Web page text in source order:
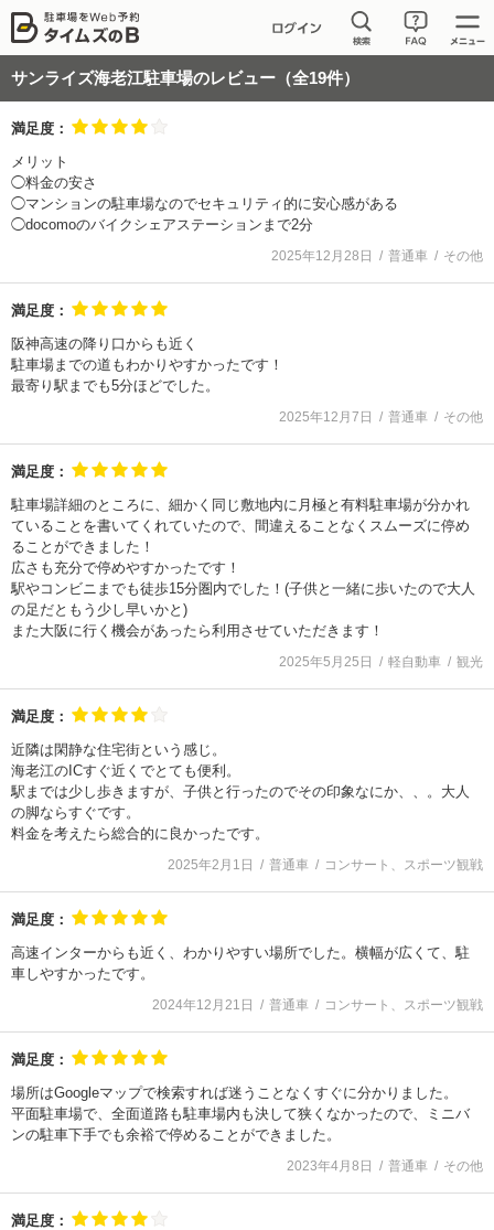
サンライズ海老江駐車場のレビュー（全19件）
満足度：
メリット
◯料金の安さ
◯マンションの駐車場なのでセキュリティ的に安心感がある
◯docomoのバイクシェアステーションまで2分
2025年12月28日 普通車 その他
満足度：
阪神高速の降り口からも近く
駐車場までの道もわかりやすかったです！
最寄り駅までも5分ほどでした。
2025年12月7日 普通車 その他
満足度：
駐車場詳細のところに、細かく同じ敷地内に月極と有料駐車場が分かれ
ていることを書いてくれていたので、間違えることなくスムーズに停め
ることができました！
広さも充分で停めやすかったです！
駅やコンビニまでも徒歩15分圏内でした！(子供と一緒に歩いたので大人
の足だともう少し早いかと)
また大阪に行く機会があったら利用させていただきます！
2025年5月25日 軽自動車 観光
満足度：
近隣は閑静な住宅街という感じ。
海老江のICすぐ近くでとても便利。
駅までは少し歩きますが、子供と行ったのでその印象なにか、、。大人
の脚ならすぐです。
料金を考えたら総合的に良かったです。
2025年2月1日 普通車 コンサート、スポーツ観戦
満足度：
高速インターからも近く、わかりやすい場所でした。横幅が広くて、駐
車しやすかったです。
2024年12月21日 普通車 コンサート、スポーツ観戦
満足度：
場所はGoogleマップで検索すれば迷うことなくすぐに分かりました。
平面駐車場で、全面道路も駐車場内も決して狭くなかったので、ミニバ
ンの駐車下手でも余裕で停めることができました。
2023年4月8日 普通車 その他
満足度：